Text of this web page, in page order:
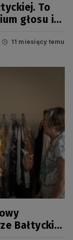
To
głosu i
11 miesięcy temu
Bałtyckiej